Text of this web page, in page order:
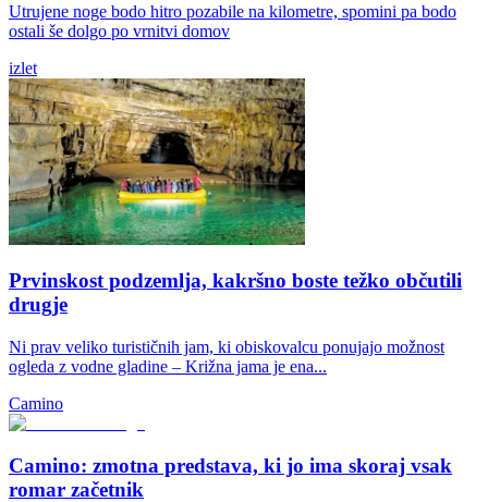
Utrujene noge bodo hitro pozabile na kilometre, spomini pa bodo
ostali še dolgo po vrnitvi domov
izlet
Prvinskost podzemlja, kakršno boste težko občutili
drugje
Ni prav veliko turističnih jam, ki obiskovalcu ponujajo možnost
ogleda z vodne gladine – Križna jama je ena...
Camino
Camino: zmotna predstava, ki jo ima skoraj vsak
romar začetnik